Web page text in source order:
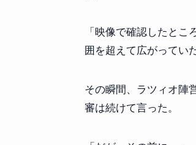
「映像で確認したと
囲を超えて広がってい
その瞬間、ラツィオ陣
審は続けて言った。